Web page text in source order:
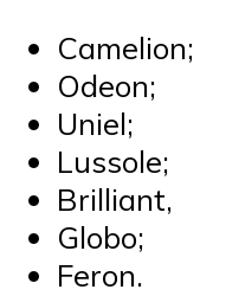
Camelion;
Odeon;
Uniel;
Lussole;
Brilliant,
Globo;
Feron.